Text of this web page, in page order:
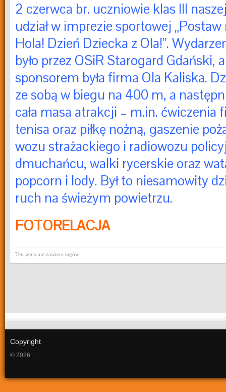
2 czerwca br. uczniowie klas III
udział w imprezie sportowej
Hola! Dzień Dziecka z Ola!”.
było przez OSiR Starogard Gdański,
sponsorem była firma Ola Kaliska.
ze sobą w biegu na 400 m, a
cała masa atrakcji – m.in. ćwiczenia
tenisa oraz piłkę nożną, gaszenie
wozu strażackiego i radiowozu
dmuchańcu, walki rycerskie oraz
popcorn i lody. Był to niesamowity
ruch na świeżym powietrzu.
FOTORELACJA
Ten wpis nie zawiera tagów
Copyright
© 2026 .